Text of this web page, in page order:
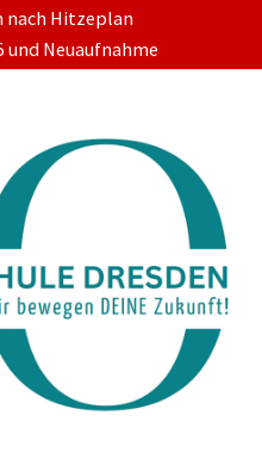
Hitzeplan
und Neuaufnahme